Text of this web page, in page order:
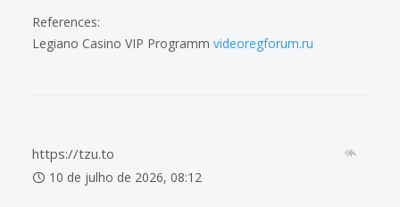
References:
Legiano Casino VIP Programm videoregforum.ru
https://tzu.to
10 de julho de 2026, 08:12